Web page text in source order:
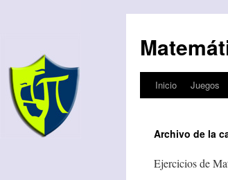
Saltar
contenido
Inicio Juegos
Archivo de la
Ejercicios de